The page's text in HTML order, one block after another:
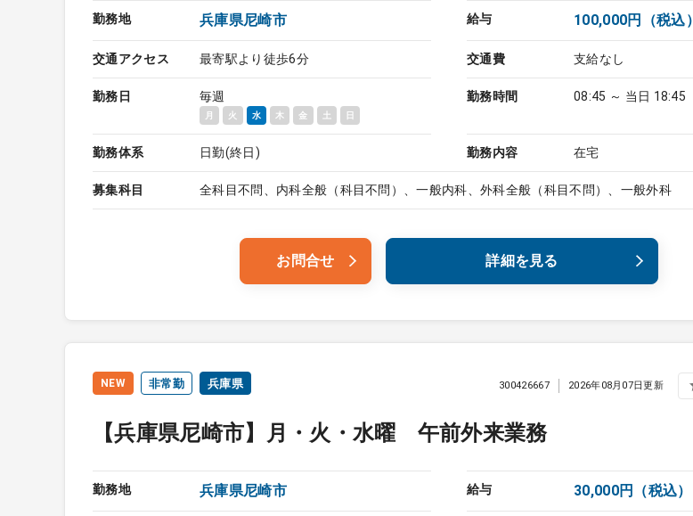
勤務地 兵庫県尼崎市 給与 100,000円（税込）
交通アクセス 最寄駅より徒歩6分 交通費 支給なし
勤務日 毎週
月 火 水 木 金 土 日
勤務時間 08:45 ～ 当日 18:45
勤務体系 日勤(終日) 勤務内容 在宅
募集科目 全科目不問、内科全般（科目不問）、一般内科、外科全般（科目不問）、一般外科
お問合せ 詳細を見る
NEW 非常勤 兵庫県
【兵庫県尼崎市】月・火・水曜 午前外来業務
300426667 2026年08月07日更新
勤務地 兵庫県尼崎市 給与 30,000円（税込）